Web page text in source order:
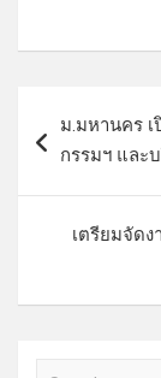
น
ว
ม.มหานคร
กรรมฯ และ
เตรียม​จัด